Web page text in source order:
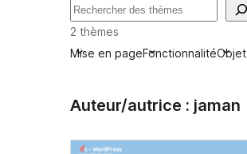
Rechercher
2 thèmes
Mise en pageFonctionnalitéObjet
Auteur/autrice : jaman